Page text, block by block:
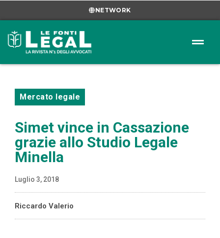
NETWORK
Mercato legale
Simet vince in Cassazione
grazie allo Studio Legale
Minella
Luglio 3, 2018
Riccardo Valerio